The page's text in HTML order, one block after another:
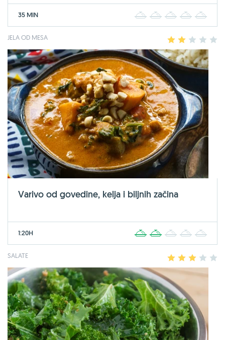
35 MIN 2 3 4
JELA OD MESA 2 3 4
Varivo od govedine, kelja i biljnih začina
1:20H 2 3 4
SALATE 2 3 4